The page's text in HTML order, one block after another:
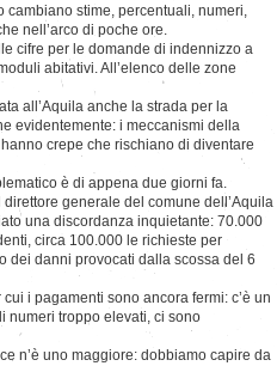
cambiano stime, percentuali, numeri,
nell’arco di poche ore.
cifre per le domande di indennizzo a
abitativi. All’elenco delle zone
all’Aquila anche la strada per la
evidentemente: i meccanismi della
crepe che rischiano di diventare
è di appena due giorni fa.
direttore generale del comune dell’Aquila
una discordanza inquietante: 70.000
circa 100.000 le richieste per
dei danni provocati dalla scossa del 6
cui i pagamenti sono ancora fermi: c’è un
numeri troppo elevati, ci sono
n’è uno maggiore: dobbiamo capire da